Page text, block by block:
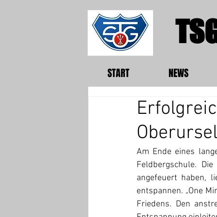
START NEWS
Oberursel
Am Ende eines
Feldbergschule.
angefeuert haben,
entspannen. „One
Friedens. Den